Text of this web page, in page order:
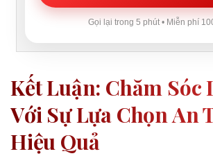
Gọi lại trong 5 phút • Miễn phí
Kết Luận: Chăm Sóc
Với Sự Lựa Chọn An
Hiệu Quả